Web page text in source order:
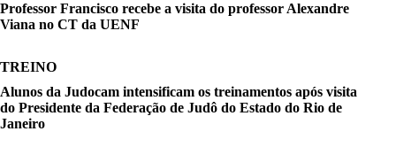
Professor Francisco recebe a visita do professor Alexandre
Viana no CT da UENF
TREINO
Alunos da Judocam intensificam os treinamentos após visita
do Presidente da Federação de Judô do Estado do Rio de
Janeiro